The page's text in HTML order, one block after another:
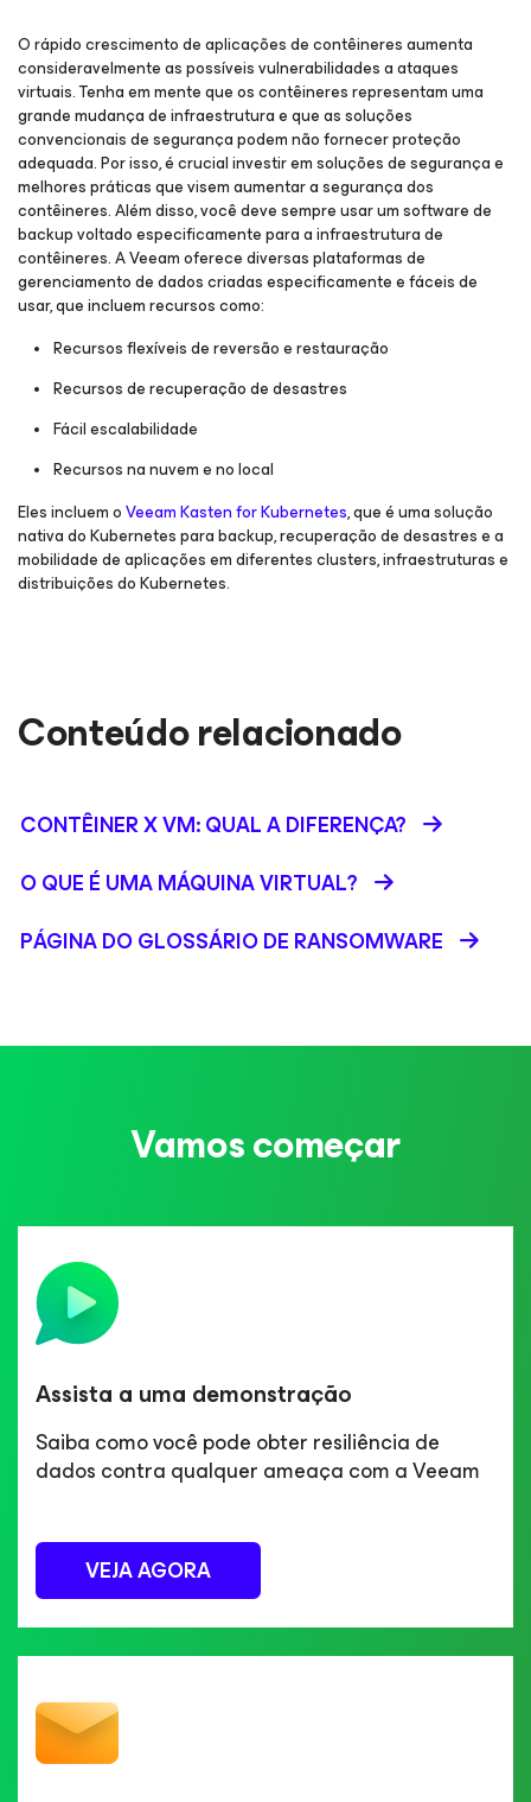
O rápido crescimento de aplicações de contêineres aumenta
consideravelmente as possíveis vulnerabilidades a ataques
virtuais. Tenha em mente que os contêineres representam uma
grande mudança de infraestrutura e que as soluções
convencionais de segurança podem não fornecer proteção
adequada. Por isso, é crucial investir em soluções de segurança e
melhores práticas que visem aumentar a segurança dos
contêineres. Além disso, você deve sempre usar um software de
backup voltado especificamente para a infraestrutura de
contêineres. A Veeam oferece diversas plataformas de
gerenciamento de dados criadas especificamente e fáceis de
usar, que incluem recursos como:
Recursos flexíveis de reversão e restauração
Recursos de recuperação de desastres
Fácil escalabilidade
Recursos na nuvem e no local
Eles incluem oVeeam Kasten for Kubernetes, que é uma solução
nativa do Kubernetes para backup, recuperação de desastres e a
mobilidade de aplicações em diferentes clusters, infraestruturas e
distribuições do Kubernetes.
Conteúdo relacionado
CONTÊINER X VM: QUAL A DIFERENÇA?
O QUE É UMA MÁQUINA VIRTUAL?
PÁGINA DO GLOSSÁRIO DE RANSOMWARE
Vamos começar
Assista a uma demonstração
Saiba como você pode obter resiliência de
dados contra qualquer ameaça com a Veeam
VEJA AGORA